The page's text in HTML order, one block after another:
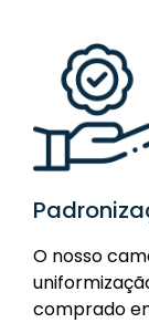
O nosso
comprado